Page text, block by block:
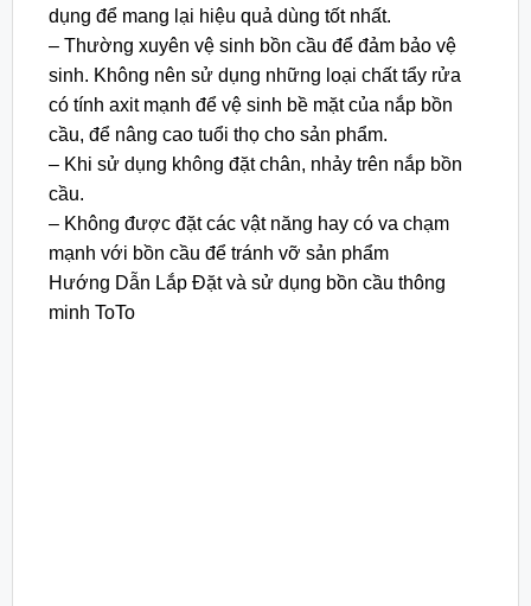
dụng để mang lại hiệu quả dùng tốt nhất.
– Thường xuyên vệ sinh bồn cầu để đảm bảo vệ
sinh. Không nên sử dụng những loại chất tẩy rửa
có tính axit mạnh để vệ sinh bề mặt của nắp bồn
cầu, để nâng cao tuổi thọ cho sản phẩm.
– Khi sử dụng không đặt chân, nhảy trên nắp bồn
cầu.
– Không được đặt các vật năng hay có va chạm
mạnh với bồn cầu để tránh vỡ sản phẩm
Hướng Dẫn Lắp Đặt và sử dụng bồn cầu thông
minh ToTo